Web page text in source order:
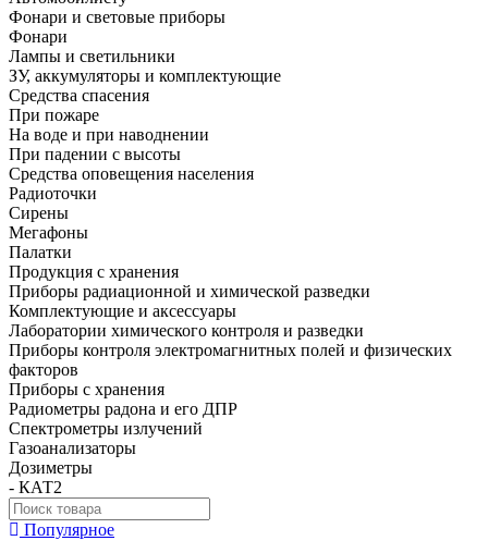
Фонари и световые приборы
Фонари
Лампы и светильники
ЗУ, аккумуляторы и комплектующие
Средства спасения
При пожаре
На воде и при наводнении
При падении с высоты
Средства оповещения населения
Радиоточки
Сирены
Мегафоны
Палатки
Продукция с хранения
Приборы радиационной и химической разведки
Комплектующие и аксессуары
Лаборатории химического контроля и разведки
Приборы контроля электромагнитных полей и физических
факторов
Приборы с хранения
Радиометры радона и его ДПР
Спектрометры излучений
Газоанализаторы
Дозиметры
- КАТ2
Популярное